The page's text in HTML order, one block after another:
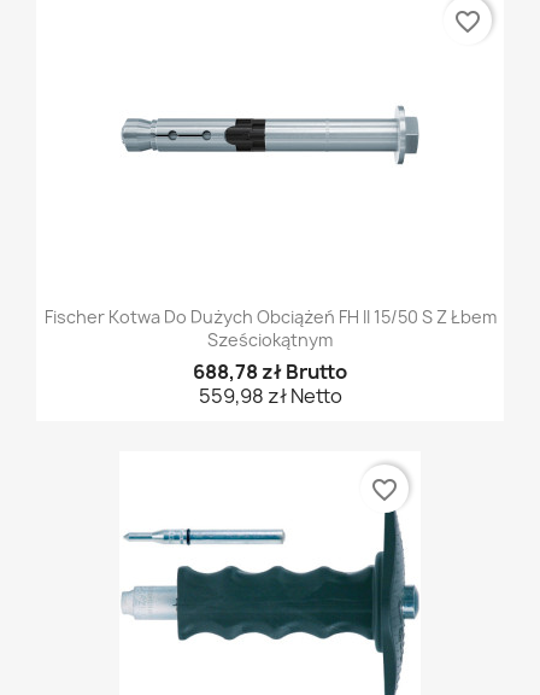
Fischer Kotwa Do Dużych Obciążeń FH II 15/50 S Z Łbem
Sześciokątnym
688,78 zł Brutto
559,98 zł Netto
favorite_border
favorite_border